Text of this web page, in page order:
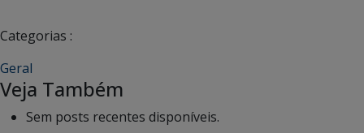
Categorias :
Geral
Veja Também
Sem posts recentes disponíveis.